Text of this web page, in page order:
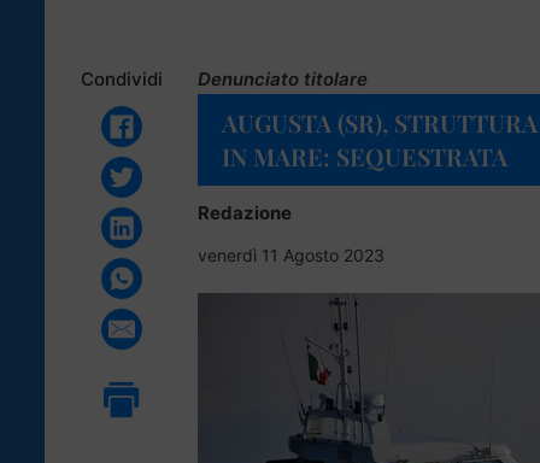
Condividi Denunciato titolare
AUGUSTA (SR),
IN MARE: SEQUESTRATA
Redazione
venerdì 11 Agosto 2023